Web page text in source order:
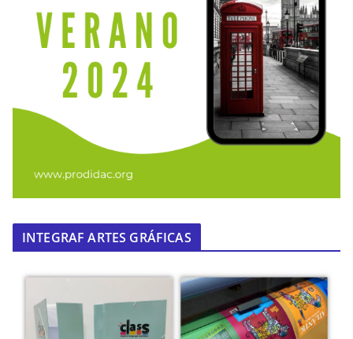
INTEGRAF ARTES GRÁFICAS